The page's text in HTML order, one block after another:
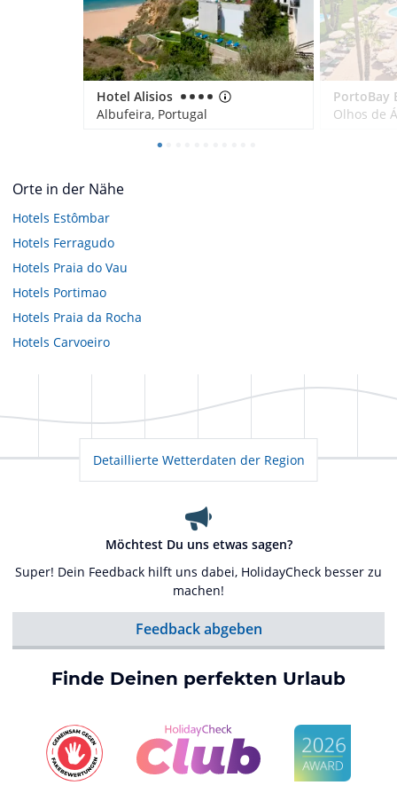
Hotel Alisios
Albufeira, Portugal
Olhos de
Orte in der Nähe
Hotels Estômbar
Hotels Ferragudo
Hotels Praia do Vau
Hotels Portimao
Hotels Praia da Rocha
Hotels Carvoeiro
Detaillierte Wetterdaten der Region
Möchtest Du uns etwas sagen?
Super! Dein Feedback hilft uns dabei, HolidayCheck besser zu
machen!
Feedback abgeben
Finde Deinen perfekten Urlaub